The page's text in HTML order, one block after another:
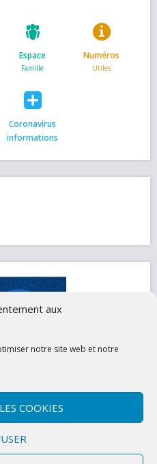
aux
notre site web et notre
COOKIES
Espace Numéros
Coronavirus
informations
(UE)